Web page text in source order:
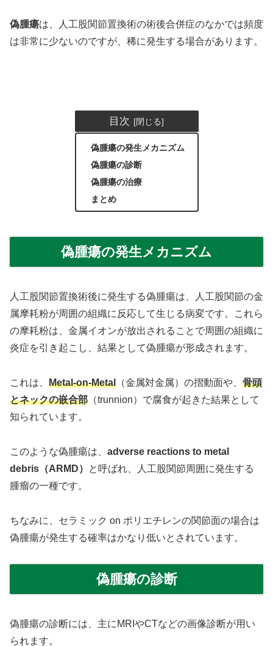
偽腫瘍は、人工股関節置換術の術後合併症のなかでは頻度
は非常に少ないのですが、稀に発生する場合があります。
目次
偽腫瘍の発生メカニズム
偽腫瘍の診断
偽腫瘍の治療
まとめ
偽腫瘍の発生メカニズム
人工股関節置換術後に発生する偽腫瘍は、人工股関節の金
属摩耗粉が周囲の組織に反応して生じる病変です。これら
の摩耗粉は、金属イオンが放出されることで周囲の組織に
炎症を引き起こし、結果として偽腫瘍が形成されます。
これは、 Metal-on-Metal （金属対金属）の摺動面や、 骨頭
とネックの嵌合部 （trunnion）で腐食が起きた結果として
知られています。
このような偽腫瘍は、 adverse reactions to metal
debris（ARMD）
と呼ばれ、人工股関節周囲に発生する
腫瘤の一種です。
ちなみに、セラミック on ポリエチレンの関節面の場合は
偽腫瘍が発生する確率はかなり低いとされています。
偽腫瘍の診断
偽腫瘍の診断には、主にMRIやCTなどの画像診断が用い
られます。